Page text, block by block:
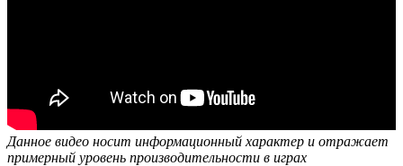
Данное видео носит информационный характер и отражает
примерный уровень производительности в играх